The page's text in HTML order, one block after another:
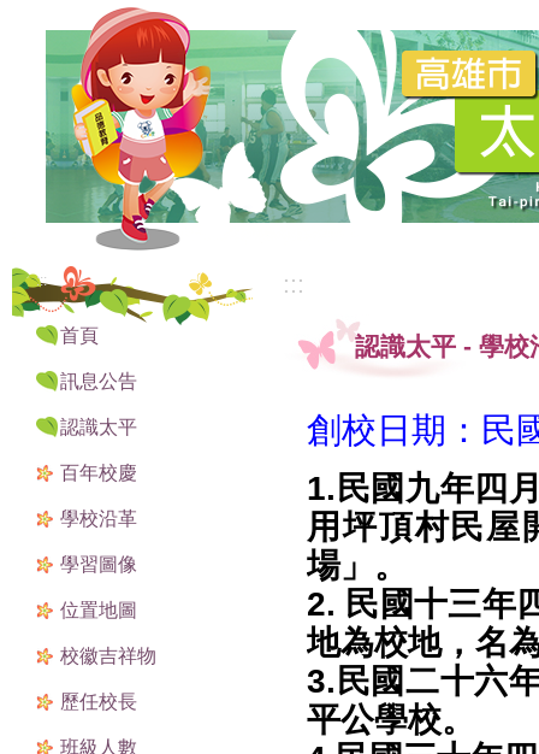
:::
首頁
訊息公告
認識太平
百年校慶
學校沿革
學習圖像
位置地圖
校徽吉祥物
歷任校長
班級人數
:::
認識太平 - 學校
創校日期：民
1.民國九年四
用坪頂村民屋
場」。
2. 民國十三年
地為校地，名
3.民國二十六
平公學校。